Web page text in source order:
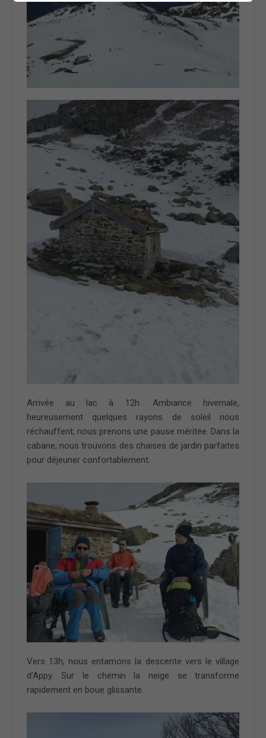
Arrivée au lac à 12h. Ambiance hivernale,
heureusement quelques rayons de soleil nous
réchauffent, nous prenons une pause méritée. Dans la
cabane, nous trouvons des chaises de jardin parfaites
pour déjeuner confortablement.
Vers 13h, nous entamons la descente vers le village
d’Appy. Sur le chemin la neige se transforme
rapidement en boue glissante.